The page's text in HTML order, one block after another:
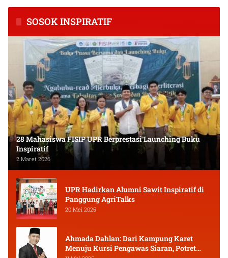
SOSOK INSPIRATIF
28 Mahasiswa FISIP UPR Berprestasi Launching Buku
Inspiratif
2 Maret 2026
UPR Hadirkan Alumni Sawit Inspiratif di
Panggung AgriTalks
20 Mei 2025
Ahmada Dahlan: Dari Kampung Karet
Menuju Kursi Pengawas Siaran, Potret